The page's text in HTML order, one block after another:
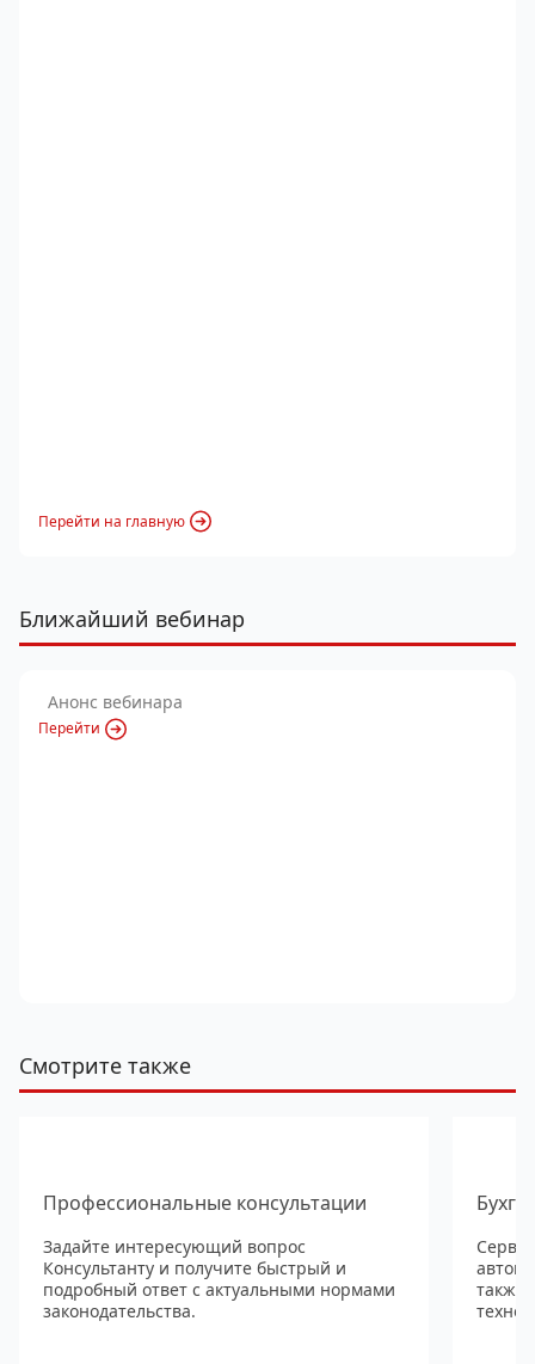
Перейти на главную
Ближайший вебинар
Анонс вебинара
Перейти
Смотрите также
Профессиональные консультации
Задайте интересующий вопрос
Консультанту и получите быстрый и
подробный ответ с актуальными нормами
законодательства.
также